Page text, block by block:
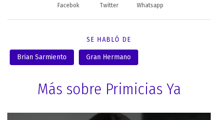
Facebok Twitter Whatsapp
SE HABLÓ DE
Brian Sarmiento Gran Hermano
Más sobre Primicias Ya